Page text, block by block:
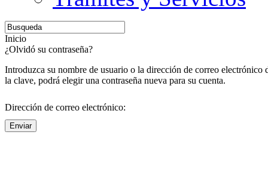
Inicio
¿Olvidó su contraseña?
Introduzca su nombre de usuario o la dirección de correo
la clave, podrá elegir una contraseña nueva para su cuenta.
Dirección de correo electrónico:
Enviar